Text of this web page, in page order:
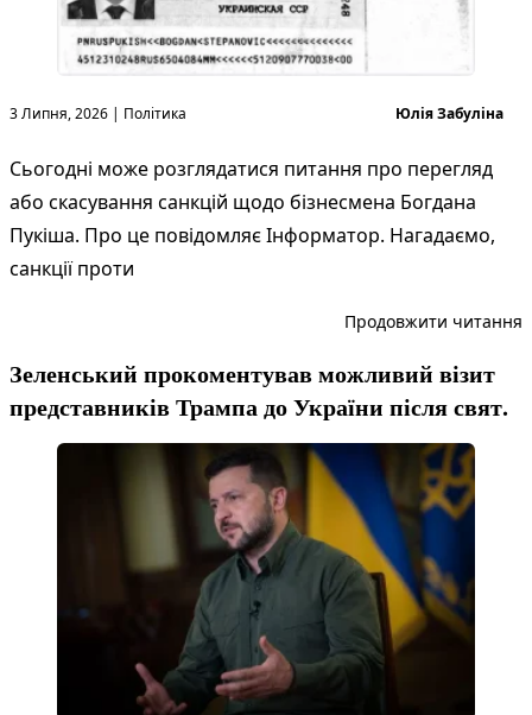
3 Липня, 2026 | Політика
Опубліковано
Юлія Забуліна
Сьогодні може розглядатися питання про перегляд
або скасування санкцій щодо бізнесмена Богдана
Пукіша. Про це повідомляє Інформатор. Нагадаємо,
санкції проти
Продовжити читання
Зеленський прокоментував можливий візит
представників Трампа до України після свят.